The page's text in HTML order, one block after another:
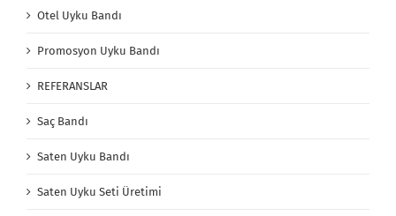
Otel Uyku Bandı
Promosyon Uyku Bandı
REFERANSLAR
Saç Bandı
Saten Uyku Bandı
Saten Uyku Seti Üretimi